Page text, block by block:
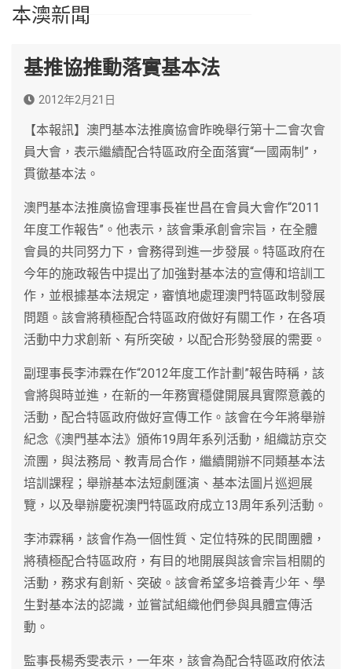
本澳新聞
基推協推動落實基本法
2012年2月21日
【本報訊】澳門基本法推廣協會昨晚舉行第十二會次會
員大會，表示繼續配合特區政府全面落實“一國兩制”，
貫徹基本法。
澳門基本法推廣協會理事長崔世昌在會員大會作“2011
年度工作報告”。他表示，該會秉承創會宗旨，在全體
會員的共同努力下，會務得到進一步發展。特區政府在
今年的施政報告中提出了加強對基本法的宣傳和培訓工
作，並根據基本法規定，審慎地處理澳門特區政制發展
問題。該會將積極配合特區政府做好有關工作，在各項
活動中力求創新、有所突破，以配合形勢發展的需要。
副理事長李沛霖在作“2012年度工作計劃”報告時稱，該
會將與時並進，在新的一年務實穩健開展具實際意義的
活動，配合特區政府做好宣傳工作。該會在今年將舉辦
紀念《澳門基本法》頒佈19周年系列活動，組織訪京交
流團，與法務局、教青局合作，繼續開辦不同類基本法
培訓課程；舉辦基本法短劇匯演、基本法圖片巡迴展
覽，以及舉辦慶祝澳門特區政府成立13周年系列活動。
李沛霖稱，該會作為一個性質、定位特殊的民間團體，
將積極配合特區政府，有目的地開展與該會宗旨相關的
活動，務求有創新、突破。該會希望多培養青少年、學
生對基本法的認識，並嘗試組織他們參與具體宣傳活
動。
監事長楊秀雯表示，一年來，該會為配合特區政府依法